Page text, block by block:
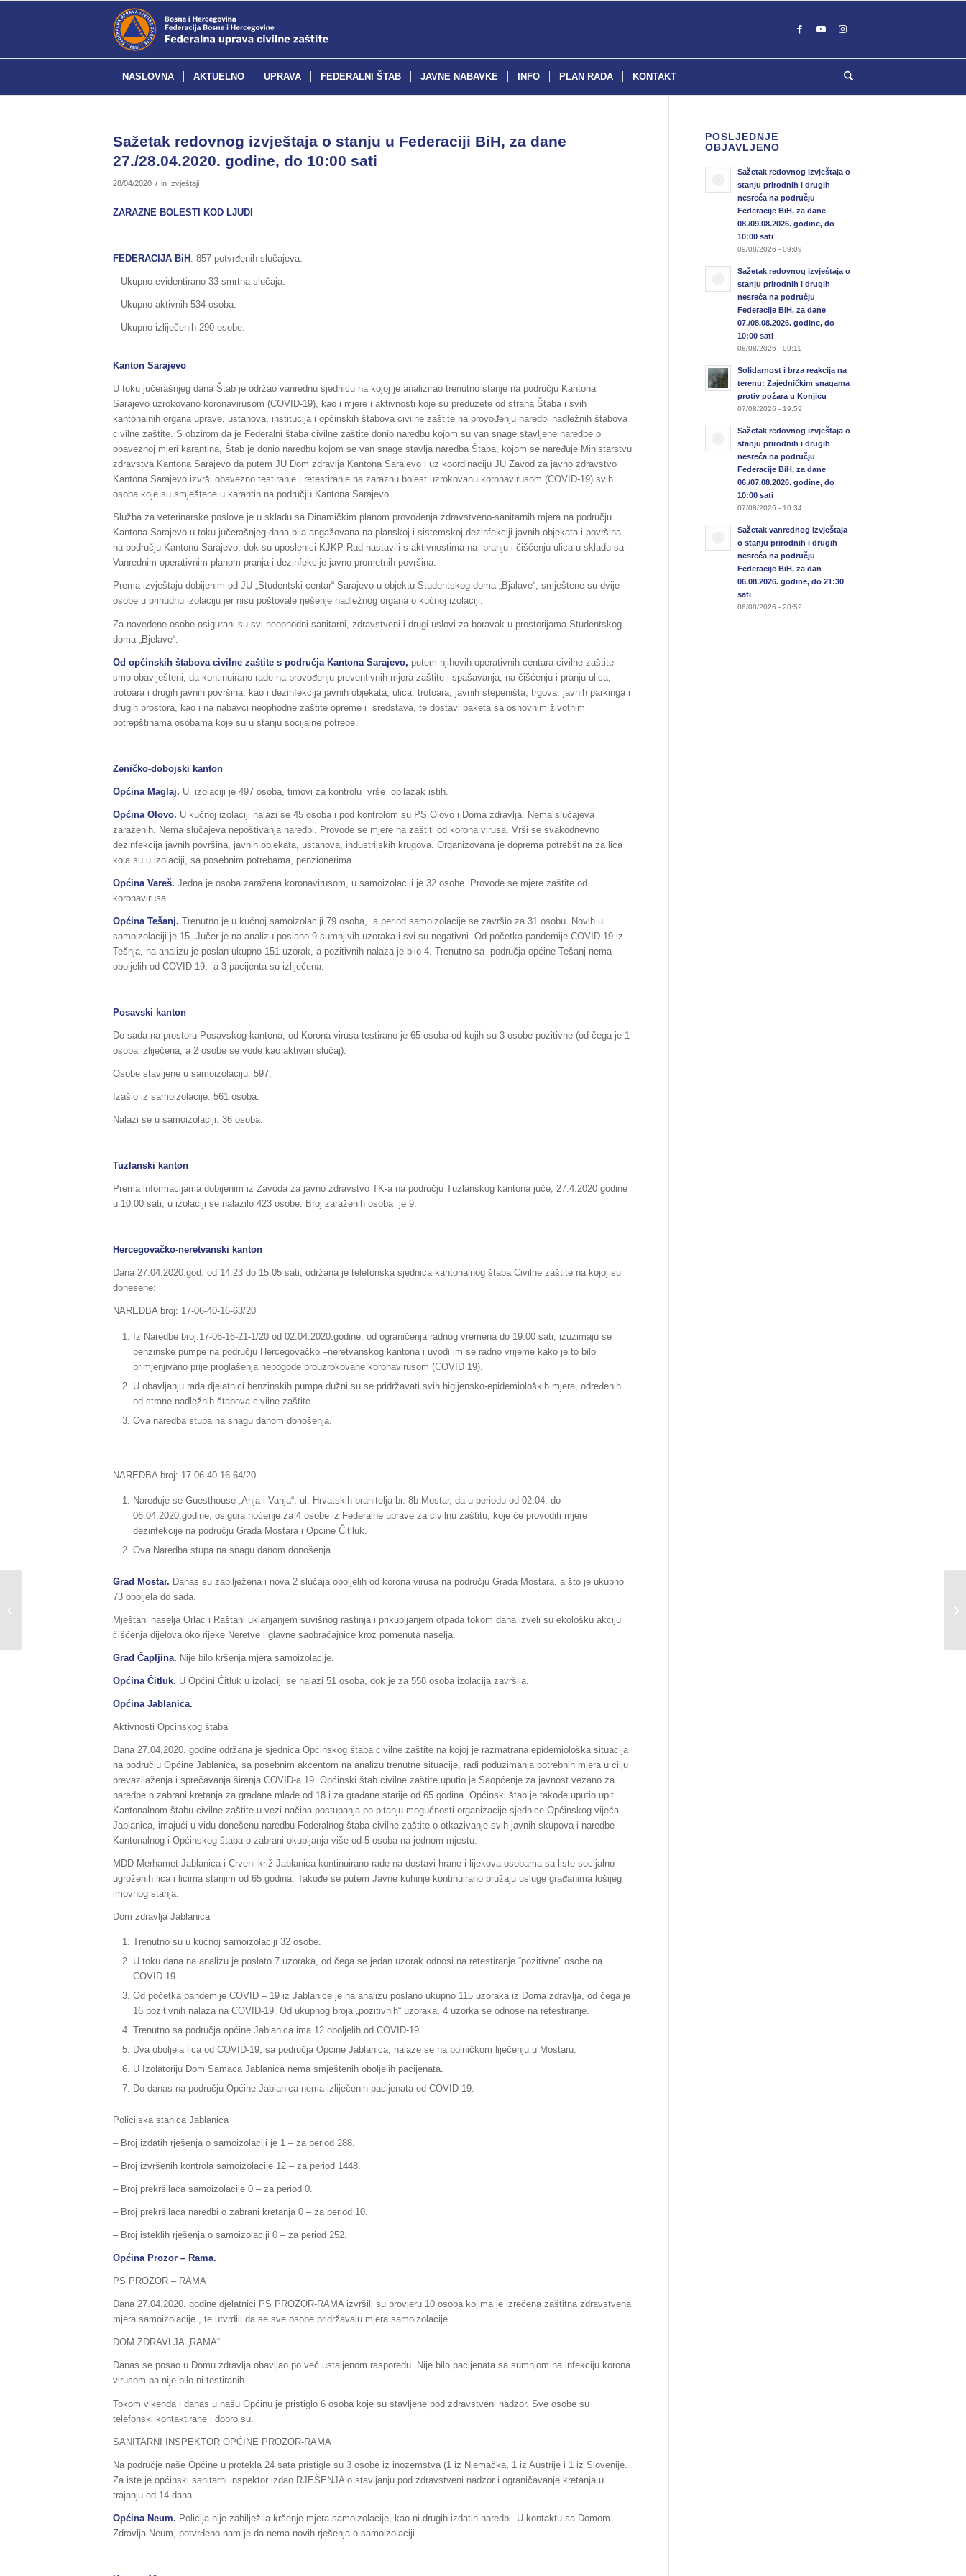
NASLOVNA AKTUELNO UPRAVA FEDERALNI ŠTAB JAVNE NABAVKE INFO PLAN RADA KONTAKT
Sažetak redovnog izvještaja o stanju u Federaciji BiH, za dane
27./28.04.2020. godine, do 10:00 sati
28/04/2020 / in Izvještaji
ZARAZNE BOLESTI KOD LJUDI
FEDERACIJA BiH : 857 potvrđenih slučajeva.
– Ukupno evidentirano 33 smrtna slučaja.
– Ukupno aktivnih 534 osoba.
– Ukupno izliječenih 290 osobe.
Kanton Sarajevo
U toku jučerašnjeg dana Štab je održao vanrednu sjednicu na kojoj je analizirao trenutno stanje na području Kantona
Sarajevo uzrokovano koronavirusom (COVID-19), kao i mjere i aktivnosti koje su preduzete od strana Štaba i svih
kantonalnih organa uprave, ustanova, institucija i općinskih štabova civilne zaštite na provođenju naredbi nadležnih štabova
civilne zaštite. S obzirom da je Federalni štaba civilne zaštite donio naredbu kojom su van snage stavljene naredbe o
obaveznoj mjeri karantina, Štab je donio naredbu kojom se van snage stavlja naredba Štaba, kojom se naređuje Ministarstvu
zdravstva Kantona Sarajevo da putem JU Dom zdravlja Kantona Sarajevo i uz koordinaciju JU Zavod za javno zdravstvo
Kantona Sarajevo izvrši obavezno testiranje i retestiranje na zaraznu bolest uzrokovanu koronavirusom (COVID-19) svih
osoba koje su smještene u karantin na području Kantona Sarajevo.
Služba za veterinarske poslove je u skladu sa Dinamičkim planom provođenja zdravstveno-sanitarnih mjera na području
Kantona Sarajevo u toku jučerašnjeg dana bila angažovana na planskoj i sistemskoj dezinfekciji javnih objekata i površina
na području Kantonu Sarajevo, dok su uposlenici KJKP Rad nastavili s aktivnostima na pranju i čišćenju ulica u skladu sa
Vanrednim operativnim planom pranja i dezinfekcije javno-prometnih površina.
Prema izvještaju dobijenim od JU „Studentski centar“ Sarajevo u objektu Studentskog doma „Bjalave“, smještene su dvije
osobe u prinudnu izolaciju jer nisu poštovale rješenje nadležnog organa o kućnoj izolaciji.
Za navedene osobe osigurani su svi neophodni sanitarni, zdravstveni i drugi uslovi za boravak u prostorijama Studentskog
doma „Bjelave“.
Od općinskih štabova civilne zaštite s područja Kantona Sarajevo, putem njihovih operativnih centara civilne zaštite
smo obaviješteni, da kontinuirano rade na provođenju preventivnih mjera zaštite i spašavanja, na čišćenju i pranju ulica,
trotoara i drugih javnih površina, kao i dezinfekcija javnih objekata, ulica, trotoara, javnih stepeništa, trgova, javnih parkinga i
drugih prostora, kao i na nabavci neophodne zaštite opreme i sredstava, te dostavi paketa sa osnovnim životnim
potrepštinama osobama koje su u stanju socijalne potrebe.
Zeničko-dobojski kanton
Općina Maglaj. U izolaciji je 497 osoba, timovi za kontrolu vrše obilazak istih.
Općina Olovo. U kučnoj izolaciji nalazi se 45 osoba i pod kontrolom su PS Olovo i Doma zdravlja. Nema slućajeva
zaraženih. Nema slučajeva nepoštivanja naredbi. Provode se mjere na zaštiti od korona virusa. Vrši se svakodnevno
dezinfekcija javnih površina, javnih objekata, ustanova, industrijskih krugova. Organizovana je doprema potrebština za lica
koja su u izolaciji, sa posebnim potrebama, penzionerima
Općina Vareš. Jedna je osoba zaražena koronavirusom, u samoizolaciji je 32 osobe. Provode se mjere zaštite od
koronavirusa.
Općina Tešanj. Trenutno je u kućnoj samoizolaciji 79 osoba, a period samoizolacije se završio za 31 osobu. Novih u
samoizolaciji je 15. Jučer je na analizu poslano 9 sumnjivih uzoraka i svi su negativni. Od početka pandemije COVID-19 iz
Tešnja, na analizu je poslan ukupno 151 uzorak, a pozitivnih nalaza je bilo 4. Trenutno sa područja općine Tešanj nema
oboljelih od COVID-19, a 3 pacijenta su izliječena.
Posavski kanton
Do sada na prostoru Posavskog kantona, od Korona virusa testirano je 65 osoba od kojih su 3 osobe pozitivne (od čega je 1
osoba izliječena, a 2 osobe se vode kao aktivan slučaj).
Osobe stavljene u samoizolaciju: 597.
Izašlo iz samoizolacije: 561 osoba.
Nalazi se u samoizolaciji: 36 osoba.
Tuzlanski kanton
Prema informacijama dobijenim iz Zavoda za javno zdravstvo TK-a na području Tuzlanskog kantona juče, 27.4.2020 godine
u 10.00 sati, u izolaciji se nalazilo 423 osobe. Broj zaraženih osoba je 9.
Hercegovačko-neretvanski kanton
Dana 27.04.2020.god. od 14:23 do 15:05 sati, održana je telefonska sjednica kantonalnog štaba Civilne zaštite na kojoj su
donesene:
NAREDBA broj: 17-06-40-16-63/20
Iz Naredbe broj:17-06-16-21-1/20 od 02.04.2020.godine, od ograničenja radnog vremena do 19:00 sati, izuzimaju se
benzinske pumpe na području Hercegovačko –neretvanskog kantona i uvodi im se radno vrijeme kako je to bilo
primjenjivano prije proglašenja nepogode prouzrokovane koronavirusom (COVID 19).
U obavljanju rada djelatnici benzinskih pumpa dužni su se pridržavati svih higijensko-epidemioloških mjera, određenih
od strane nadležnih štabova civilne zaštite.
Ova naredba stupa na snagu danom donošenja.
NAREDBA broj: 17-06-40-16-64/20
Naređuje se Guesthouse „Anja i Vanja“, ul. Hrvatskih branitelja br. 8b Mostar, da u periodu od 02.04. do
06.04.2020.godine, osigura noćenje za 4 osobe iz Federalne uprave za civilnu zaštitu, koje će provoditi mjere
dezinfekcije na području Grada Mostara i Općine Čitlluk.
Ova Naredba stupa na snagu danom donošenja.
Grad Mostar. Danas su zabilježena i nova 2 slučaja oboljelih od korona virusa na području Grada Mostara, a što je ukupno
73 oboljela do sada.
Mještani naselja Orlac i Raštani uklanjanjem suvišnog rastinja i prikupljanjem otpada tokom dana izveli su ekološku akciju
čišćenja dijelova oko rijeke Neretve i glavne saobraćajnice kroz pomenuta naselja.
Grad Čapljina. Nije bilo kršenja mjera samoizolacije.
Općina Čitluk. U Općini Čitluk u izolaciji se nalazi 51 osoba, dok je za 558 osoba izolacija završila.
Općina Jablanica.
Aktivnosti Općinskog štaba
Dana 27.04.2020. godine održana je sjednica Općinskog štaba civilne zaštite na kojoj je razmatrana epidemiološka situacija
na području Općine Jablanica, sa posebnim akcentom na analizu trenutne situacije, radi poduzimanja potrebnih mjera u cilju
prevazilaženja i sprečavanja širenja COVID-a 19. Općinski štab civilne zaštite uputio je Saopćenje za javnost vezano za
naredbe o zabrani kretanja za građane mlađe od 18 i za građane starije od 65 godina. Općinski štab je takođe uputio upit
Kantonalnom štabu civilne zaštite u vezi načina postupanja po pitanju mogućnosti organizacije sjednice Općinskog vijeća
Jablanica, imajući u vidu donešenu naredbu Federalnog štaba civilne zaštite o otkazivanje svih javnih skupova i naredbe
Kantonalnog i Općinskog štaba o zabrani okupljanja više od 5 osoba na jednom mjestu.
MDD Merhamet Jablanica i Crveni križ Jablanica kontinuirano rade na dostavi hrane i lijekova osobama sa liste socijalno
ugroženih lica i licima starijim od 65 godina. Takođe se putem Javne kuhinje kontinuirano pružaju usluge građanima lošijeg
imovnog stanja.
Dom zdravlja Jablanica
Trenutno su u kućnoj samoizolaciji 32 osobe.
U toku dana na analizu je poslato 7 uzoraka, od čega se jedan uzorak odnosi na retestiranje “pozitivne” osobe na
COVID 19.
Od početka pandemije COVID – 19 iz Jablanice je na analizu poslano ukupno 115 uzoraka iz Doma zdravlja, od čega je
16 pozitivnih nalaza na COVID-19. Od ukupnog broja „pozitivnih“ uzoraka, 4 uzorka se odnose na retestiranje.
Trenutno sa područja općine Jablanica ima 12 oboljelih od COVID-19.
Dva oboljela lica od COVID-19, sa područja Općine Jablanica, nalaze se na bolničkom liječenju u Mostaru.
U Izolatoriju Dom Samaca Jablanica nema smještenih oboljelih pacijenata.
Do danas na području Općine Jablanica nema izliječenih pacijenata od COVID-19.
Policijska stanica Jablanica
– Broj izdatih rješenja o samoizolaciji je 1 – za period 288.
– Broj izvršenih kontrola samoizolacije 12 – za period 1448.
– Broj prekršilaca samoizolacije 0 – za period 0.
– Broj prekršilaca naredbi o zabrani kretanja 0 – za period 10.
– Broj isteklih rješenja o samoizolaciji 0 – za period 252.
Općina Prozor – Rama.
PS PROZOR – RAMA
Dana 27.04.2020. godine djelatnici PS PROZOR-RAMA izvršili su provjeru 10 osoba kojima je izrečena zaštitna zdravstvena
mjera samoizolacije , te utvrdili da se sve osobe pridržavaju mjera samoizolacije.
DOM ZDRAVLJA „RAMA“
Danas se posao u Domu zdravlja obavljao po već ustaljenom rasporedu. Nije bilo pacijenata sa sumnjom na infekciju korona
virusom pa nije bilo ni testiranih.
Tokom vikenda i danas u našu Općinu je pristiglo 6 osoba koje su stavljene pod zdravstveni nadzor. Sve osobe su
telefonski kontaktirane i dobro su.
SANITARNI INSPEKTOR OPĆINE PROZOR-RAMA
Na područje naše Općine u protekla 24 sata pristigle su 3 osobe iz inozemstva (1 iz Njemačka, 1 iz Austrije i 1 iz Slovenije.
Za iste je općinski sanitarni inspektor izdao RJEŠENJA o stavljanju pod zdravstveni nadzor i ograničavanje kretanja u
trajanju od 14 dana.
Općina Neum. Policija nije zabilježila kršenje mjera samoizolacije, kao ni drugih izdatih naredbi. U kontaktu sa Domom
Zdravlja Neum, potvrđeno nam je da nema novih rješenja o samoizolaciji.
POSLJEDNJE
OBJAVLJENO
Sažetak redovnog izvještaja o
stanju prirodnih i drugih
nesreća na području
Federacije BiH, za dane
08./09.08.2026. godine, do
10:00 sati
09/08/2026 - 09:09
Sažetak redovnog izvještaja o
stanju prirodnih i drugih
nesreća na području
Federacije BiH, za dane
07./08.08.2026. godine, do
10:00 sati
08/08/2026 - 09:11
Solidarnost i brza reakcija na
terenu: Zajedničkim snagama
protiv požara u Konjicu
07/08/2026 - 19:59
Sažetak redovnog izvještaja o
stanju prirodnih i drugih
nesreća na području
Federacije BiH, za dane
06./07.08.2026. godine, do
10:00 sati
07/08/2026 - 10:34
Sažetak vanrednog izvještaja
o stanju prirodnih i drugih
nesreća na području
Federacije BiH, za dan
06.08.2026. godine, do 21:30
sati
06/08/2026 - 20:52
Sažetak redovnog izvještaja o stanju
u